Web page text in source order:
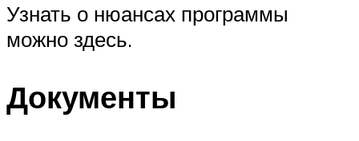
Узнать о нюансах программы
можно здесь.
Документы